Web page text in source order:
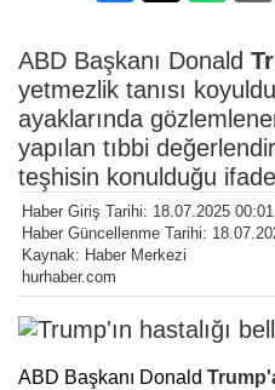
ABD Başkanı Donald
yetmezlik tanısı
ayaklarında
yapılan tıbbi
teşhisin konulduğu
Haber Giriş Tarihi: 18.07.2025 00:01
Haber Güncellenme Tarihi:
Kaynak: Haber Merkezi
hurhaber.com
ABD Başkanı Donald